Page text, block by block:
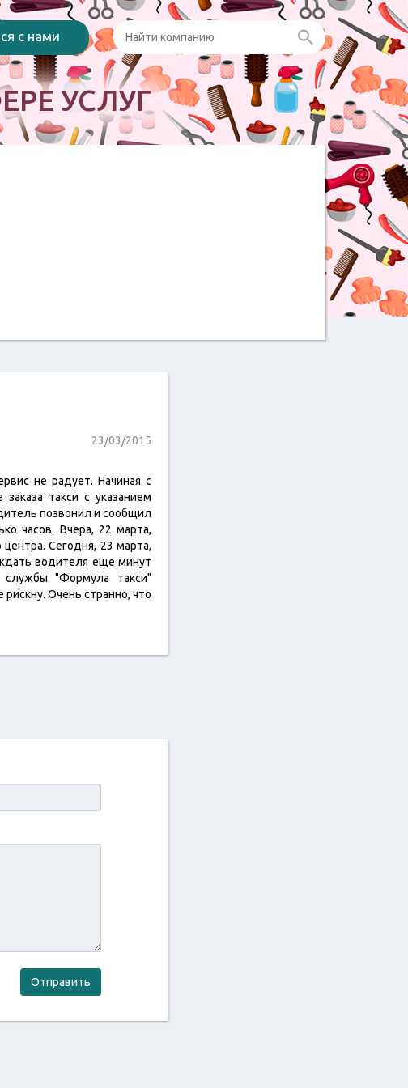
с нами
УСЛУГ
23/03/2015
не радует. Начиная с
такси с указанием
позвонил и сообщил
часов. Вчера, 22 марта,
Сегодня, 23 марта,
водителя еще минут
службы "Формула такси"
Очень странно, что
Отправить